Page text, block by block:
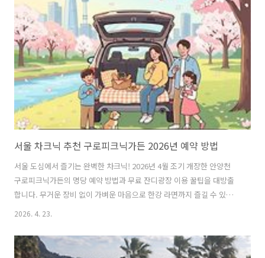
서울 차크닉 추천 구로피크닉가든 2026년 예약 방법
서울 도심에서 즐기는 완벽한 차크닉! 2026년 4월 조기 개장한 안양천
구로피크닉가든의 명당 예약 방법과 무료 잔디광장 이용 꿀팁을 대방출
합니다. 무거운 장비 없이 가벼운 마음으로 한강 라면까지 즐길 수 있는
서울물빛나루 9호에서 온 가족이 함께 특별한 주말의 여유를 누려보세
속에서 힐링을 찾고 싶지 않으신가요? 안양천변을 따라 걷다 보면 만날
수 있는 '구로피크닉가든(서울물빛나루 9호)'은 그런 분들을 위한 최고의
2026. 4. 23.